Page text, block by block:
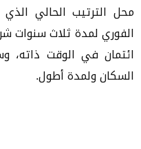
محل الترتيب الحالي
الفوري لمدة ثلاث سنوات
ائتمان في الوقت ذاته،
السكان ولمدة أطول.